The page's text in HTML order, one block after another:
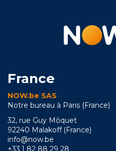
France
NOW.be SAS
Notre bureau à Paris (France)
32, rue Guy Môquet
92240 Malakoff (France)
info@now.be
+33 1 82 88 29 28